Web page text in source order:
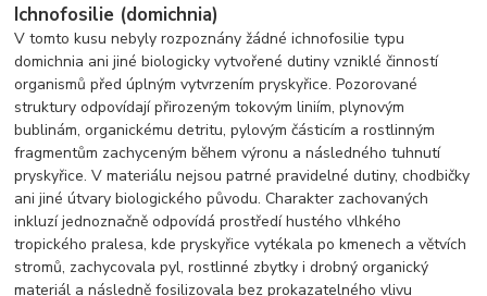
Ichnofosilie (domichnia)
V tomto kusu nebyly rozpoznány žádné ichnofosilie typu
domichnia ani jiné biologicky vytvořené dutiny vzniklé činností
organismů před úplným vytvrzením pryskyřice. Pozorované
struktury odpovídají přirozeným tokovým liniím, plynovým
bublinám, organickému detritu, pylovým částicím a rostlinným
fragmentům zachyceným během výronu a následného tuhnutí
pryskyřice. V materiálu nejsou patrné pravidelné dutiny, chodbičky
ani jiné útvary biologického původu. Charakter zachovaných
inkluzí jednoznačně odpovídá prostředí hustého vlhkého
tropického pralesa, kde pryskyřice vytékala po kmenech a větvích
stromů, zachycovala pyl, rostlinné zbytky i drobný organický
materiál a následně fosilizovala bez prokazatelného vlivu